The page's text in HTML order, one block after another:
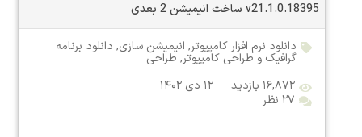
v21.1.0.18395 ساخت انیمیشن 2 بعدی
دانلود نرم افزار کامپیوتر, انیمیشن سازی, دانلود برنامه
گرافیک و طراحی کامپیوتر, طراحی
۱۶,۸۷۲ بازدید
۱۲ دی ۱۴۰۲
۲۷ نظر